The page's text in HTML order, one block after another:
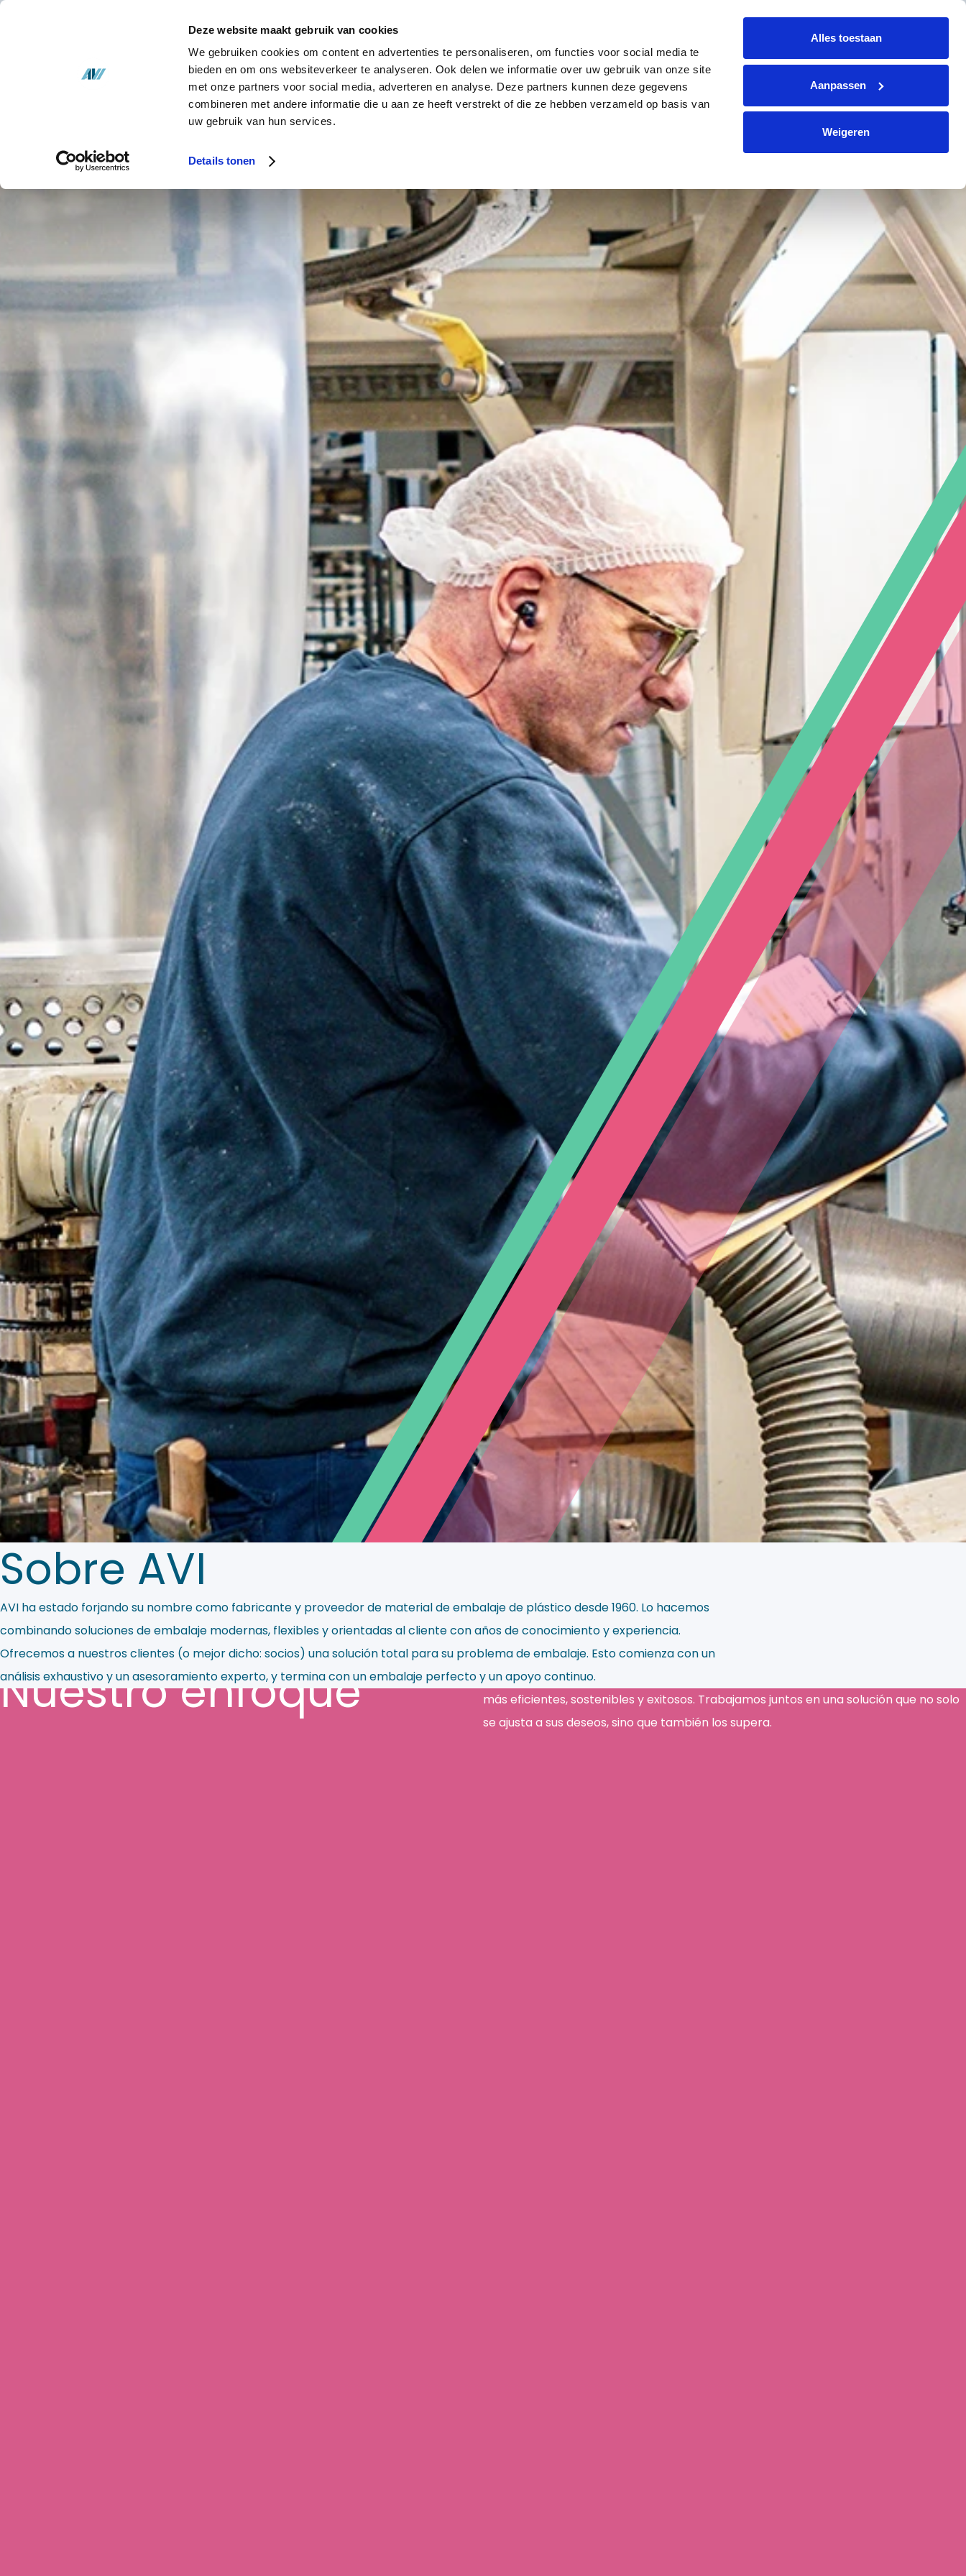
Deze website maakt gebruik van cookies
We gebruiken cookies om content en advertenties te personaliseren, om functies voor social media te
bieden en om ons websiteverkeer te analyseren. Ook delen we informatie over uw gebruik van onze site
met onze partners voor social media, adverteren en analyse. Deze partners kunnen deze gegevens
combineren met andere informatie die u aan ze heeft verstrekt of die ze hebben verzameld op basis van
uw gebruik van hun services.
Details tonen
Alles toestaan
Aanpassen
Weigeren
+31 (0)299 364330 info@avi-volendam.nl
ES
SOLUCIONES INVENTARIO ACERCA DE AVI ACTUALITÉS CONTACTO
Contacto
Solicitar oferta
Sobre AVI
AVI ha estado forjando su nombre como fabricante y proveedor de material de embalaje de plástico desde 1960. Lo hacemos
combinando soluciones de embalaje modernas, flexibles y orientadas al cliente con años de conocimiento y experiencia.
Ofrecemos a nuestros clientes (o mejor dicho: socios) una solución total para su problema de embalaje. Esto comienza con un
análisis exhaustivo y un asesoramiento experto, y termina con un embalaje perfecto y un apoyo continuo.
Nuestro enfoque
En AVI utilizamos nuestra experiencia para hacer que sus procesos de embalaje sean
más eficientes, sostenibles y exitosos. Trabajamos juntos en una solución que no solo
se ajusta a sus deseos, sino que también los supera.